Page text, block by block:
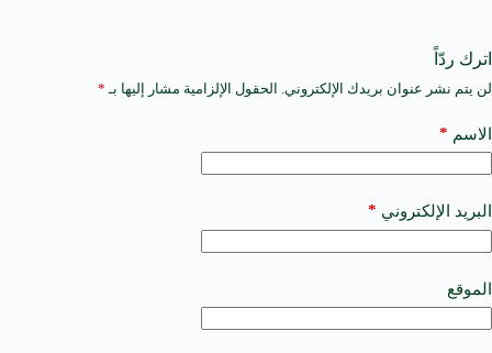
اترك ردّاً
لن يتم نشر عنوان بريدك الإلكتروني. الحقول الإلزامية مشار إليها بـ *
الاسم *
البريد الإلكتروني *
الموقع
A
t
e
a
t
i
e
: